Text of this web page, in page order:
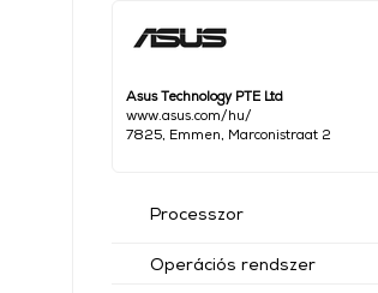
Asus Technology PTE Ltd
www.asus.com/hu/
7825, Emmen, Marconistraat 2
Processzor
Operációs rendszer